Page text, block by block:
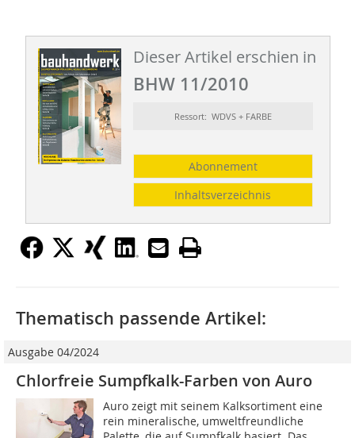
Dieser Artikel erschien in
BHW 11/2010
Ressort: WDVS + FARBE
Abonnement
Inhaltsverzeichnis
Thematisch passende Artikel:
Ausgabe 04/2024
Chlorfreie Sumpfkalk-Farben von Auro
Auro zeigt mit seinem Kalksortiment eine
rein mineralische, umweltfreundliche